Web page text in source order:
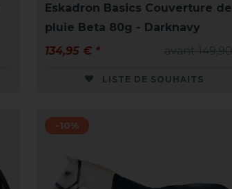
Eskadron Basics Couverture de
pluie Beta 80g - Darknavy
134,95 € *
LISTE DE SOUHAITS
-10%